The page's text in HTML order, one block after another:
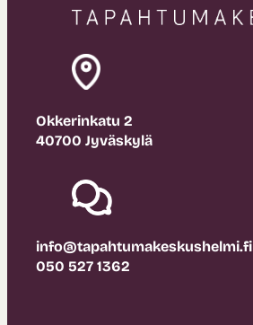
Okkerinkatu 2
40700 Jyväskylä
info@tapahtumakeskushelmi.fi
050 527 1362